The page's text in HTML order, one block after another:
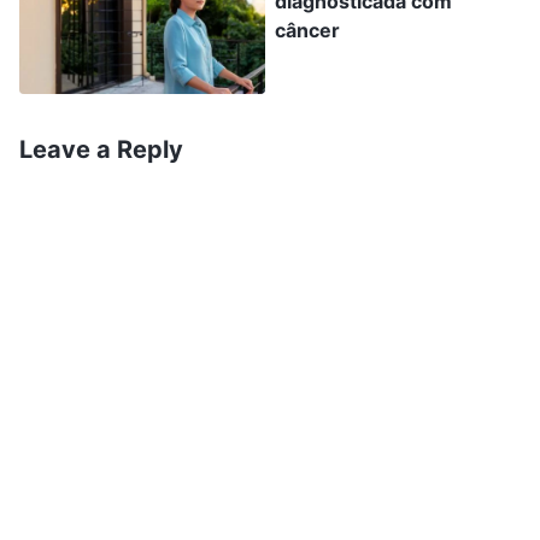
com eles nem tenho cabeça para ir a outro lugar
a fim de desempenhar meus deveres. Por favor,
guia-me e ilumina-me para sair desse estado”.
Um dia, li uma passagem das palavras de Deus:
câncer
Leave a Reply